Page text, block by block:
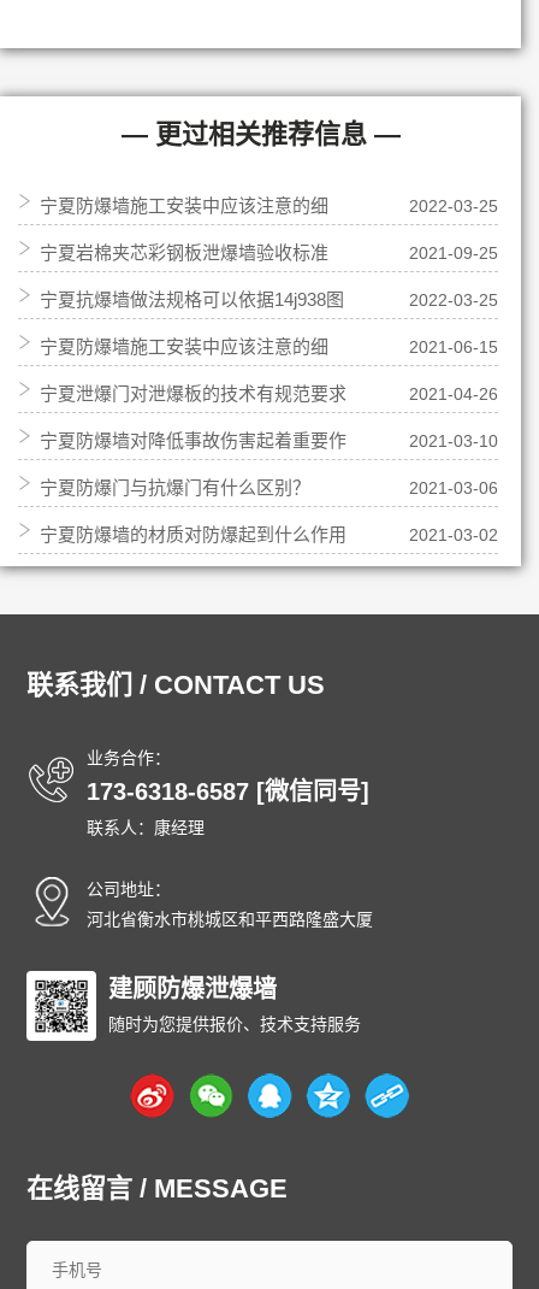
— 更过相关推荐信息 —
宁夏防爆墙施工安装中应该注意的细
节？
2022-03-25
宁夏岩棉夹芯彩钢板泄爆墙验收标准 2021-09-25
宁夏抗爆墙做法规格可以依据14j938图
集
2022-03-25
宁夏防爆墙施工安装中应该注意的细
节？
2021-06-15
宁夏泄爆门对泄爆板的技术有规范要求 2021-04-26
宁夏防爆墙对降低事故伤害起着重要作
用
2021-03-10
宁夏防爆门与抗爆门有什么区别？ 2021-03-06
宁夏防爆墙的材质对防爆起到什么作用 2021-03-02
联系我们 / CONTACT US
业务合作：
173-6318-6587 [微信同号]
联系人：康经理
公司地址：
河北省衡水市桃城区和平西路隆盛大厦
建顾防爆泄爆墙
随时为您提供报价、技术支持服务
在线留言 / MESSAGE